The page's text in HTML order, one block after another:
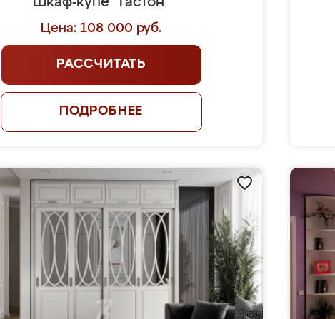
Цена: 108 000 руб.
РАССЧИТАТЬ
ПОДРОБНЕЕ